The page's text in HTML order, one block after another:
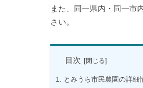
また、同一県内・同一市
さい。
目次
とみうら市民農園の詳細